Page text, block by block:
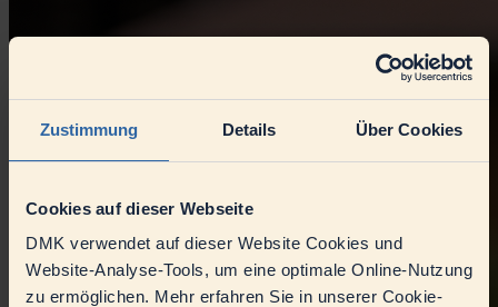
Zustimmung Details Über Cookies
Cookies auf dieser Webseite
DMK verwendet auf dieser Website Cookies und
Website-Analyse-Tools, um eine optimale Online-Nutzung
zu ermöglichen. Mehr erfahren Sie in unserer Cookie-